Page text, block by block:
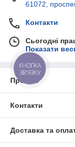
61072,
Контакти
Сьогодні
Показати
Про нас
Контакти
Доставка та
КНОПКА
ЗВ'ЯЗКУ